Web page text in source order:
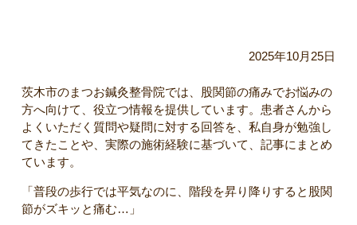
2025年10月25日
茨木市のまつお鍼灸整骨院では、股関節の痛みでお悩みの
方へ向けて、役立つ情報を提供しています。患者さんから
よくいただく質問や疑問に対する回答を、私自身が勉強し
てきたことや、実際の施術経験に基づいて、記事にまとめ
ています。
「普段の歩行では平気なのに、階段を昇り降りすると股関
節がズキッと痛む…」